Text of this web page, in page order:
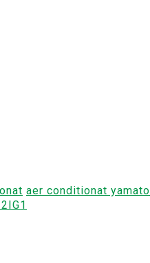
aer conditionat yamato